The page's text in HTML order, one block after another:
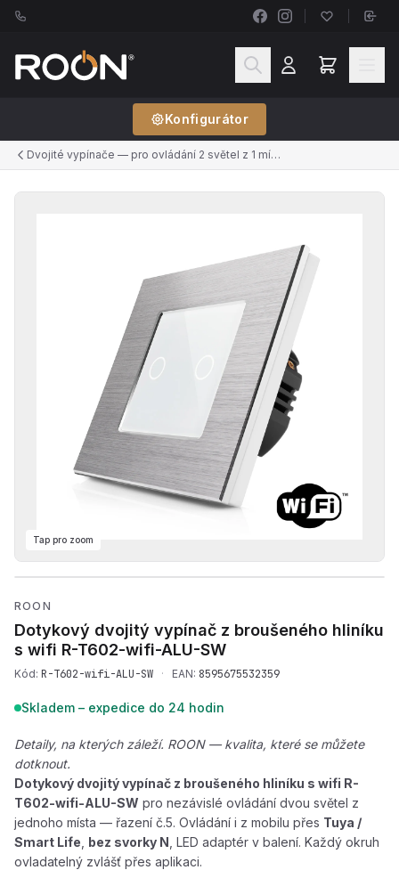
Konfigurátor
Dvojité vypínače — pro ovládání 2 světel z 1 místa (řazení č.5)
Tap pro zoom
ROON
Dotykový dvojitý vypínač z broušeného hliníku
s wifi R-T602-wifi-ALU-SW
Kód: R-T602-wifi-ALU-SW · EAN: 8595675532359
Skladem – expedice do 24 hodin
Detaily, na kterých záleží. ROON — kvalita, které se můžete
dotknout.
Dotykový dvojitý vypínač z broušeného hliníku s wifi R-
T602-wifi-ALU-SW pro nezávislé ovládání dvou světel z
jednoho místa — řazení č.5. Ovládání i z mobilu přes Tuya /
Smart Life bez svorky N , LED adaptér v balení. Každý okruh
ovladatelný zvlášť přes aplikaci.